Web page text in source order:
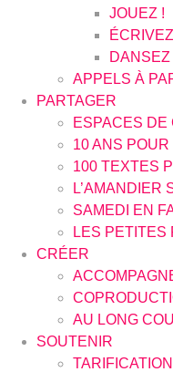
JOUEZ !
DANSEZ
APPELS À
PARTAGER
ESPACES DE
10 ANS
100 TEXTES
L’AMANDIER
SAMEDI EN
LES PETITES
CRÉER
AU LONG
SOUTENIR